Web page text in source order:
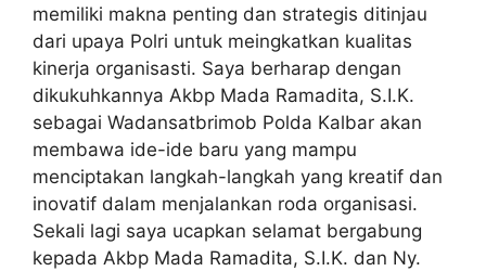
memiliki makna penting dan strategis ditinjau
dari upaya Polri untuk meingkatkan kualitas
kinerja organisasti. Saya berharap dengan
dikukuhkannya Akbp Mada Ramadita, S.I.K.
sebagai Wadansatbrimob Polda Kalbar akan
membawa ide-ide baru yang mampu
menciptakan langkah-langkah yang kreatif dan
inovatif dalam menjalankan roda organisasi.
Sekali lagi saya ucapkan selamat bergabung
kepada Akbp Mada Ramadita, S.I.K. dan Ny.